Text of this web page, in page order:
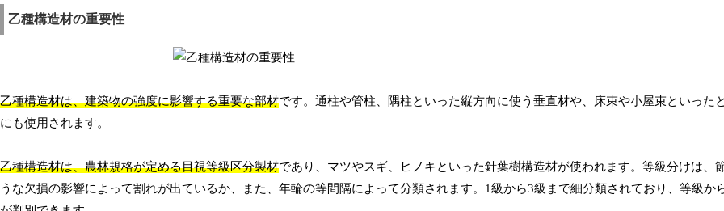
乙種構造材の重要性
乙種構造材は、建築物の強度に影響する重要な部材です。通柱や管柱、隅柱といった縦方向に使う垂直材や、床束や小屋束といった
にも使用されます。
乙種構造材は、農林規格が定める目視等級区分製材であり、マツやスギ、ヒノキといった針葉樹構造材が使われます。等級分けは、
うな欠損の影響によって割れが出ているか、また、年輪の等間隔によって分類されます。1級から3級まで細分類されており、等級か